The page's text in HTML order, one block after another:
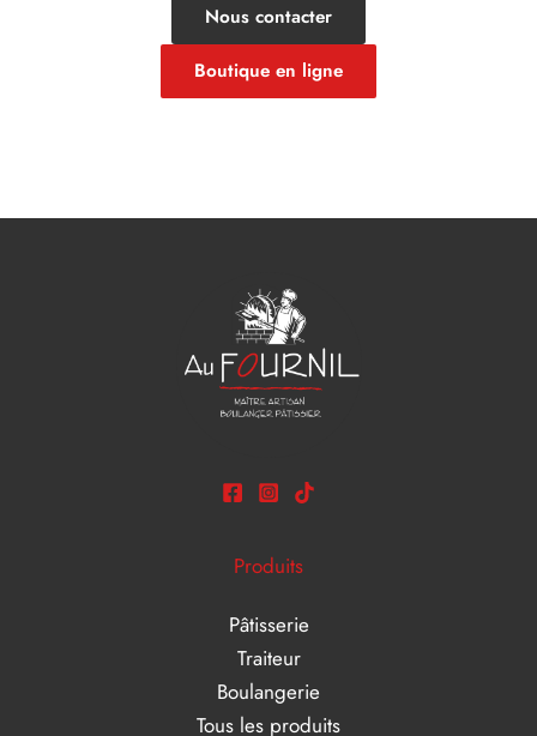
Nous contacter
Boutique en ligne
Produits
Pâtisserie
Traiteur
Boulangerie
Tous les produits